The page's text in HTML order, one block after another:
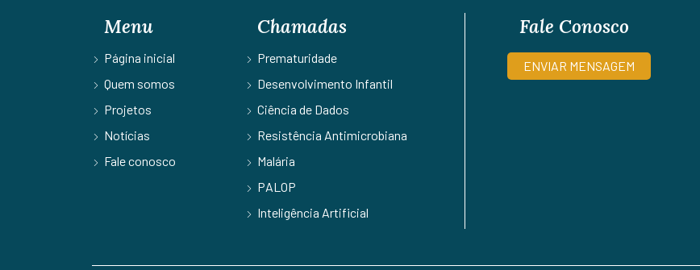
Menu
Página inicial
Quem somos
Projetos
Notícias
Fale conosco
Chamadas
Prematuridade
Desenvolvimento Infantil
Ciência de Dados
Resistência Antimicrobiana
Malária
PALOP
Inteligência Artificial
Fale Conosco
ENVIAR MENSAGEM